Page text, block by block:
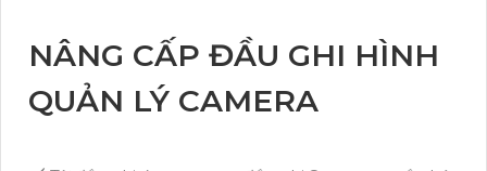
NÂNG CẤP ĐẦU GHI HÌNH
QUẢN LÝ CAMERA